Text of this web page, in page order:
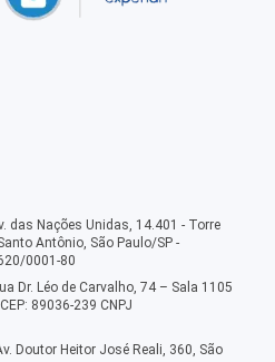
das Nações Unidas, 14.401 - Torre
Antônio, São Paulo/SP -
0001-80
Dr. Léo de Carvalho, 74 – Sala 1105
89036-239 CNPJ
Doutor Heitor José Reali, 360, São